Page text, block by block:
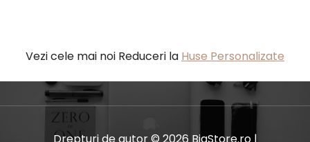
Vezi cele mai noi Reduceri la Huse Personalizate